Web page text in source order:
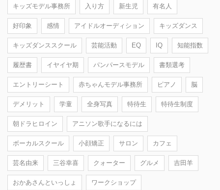
キッズモデル事務所 入り方 新生児 有名人
好印象 感情 アイドルオーディション キッズダンス
キッズダンススクール 芸能活動 EQ IQ 知能指数
履歴書 イヤイヤ期 パンパースモデル 書類選考
エントリーシート 赤ちゃんモデル事務所 ピアノ 脳
デメリット 学童 全身写真 特待生 特待生制度
朝ドラヒロイン アニソン歌手になるには
ボーカルスクール 小顔矯正 サロン カフェ
芸名由来 三谷幸喜 クォーター グルメ 吉田羊
おかあさんといっしょ ワークショップ